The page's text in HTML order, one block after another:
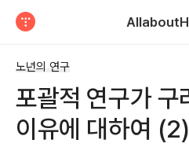
노년의 연구
포괄적 연구가 구
이유에 대하여 (2)